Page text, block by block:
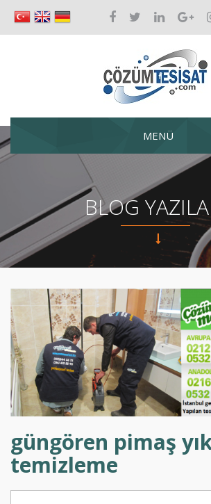
MENÜ
BLOG
güngören pimaş
temizleme